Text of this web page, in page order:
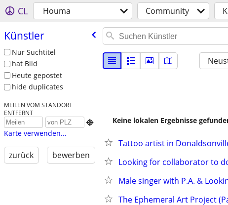
CL Houma Community
Künstler
Nur Suchtitel
hat Bild
Heute gepostet
hide duplicates
MEILEN VOM STANDORT
ENTFERNT

Karte verwenden...
zurück bewerben
Keine lokalen Ergebnisse
Tattoo artist in
Looking for collaborator to
Male singer with P.A. &
The Ephemeral Art Project